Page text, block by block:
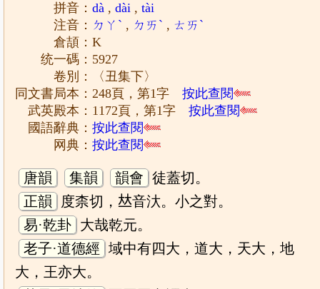
拼音：dà ,dài ,tài
注音： ㄉㄚˋ , ㄉㄞˋ , ㄊㄞˋ
倉頡：K
统一碼：5927
卷別：〈丑集下〉
同文書局本：248頁，第1字按此查閱
武英殿本：1172頁，第1字按此查閱
國語辭典：按此查閱
网典：按此查閱
唐韻 集韻 韻會 徒蓋切。
正韻
度柰切，𠀤音汏。小之對。
易·乾卦 大哉乾元。
老子·道德經 域中有四大，道大，天大，地
大，王亦大。